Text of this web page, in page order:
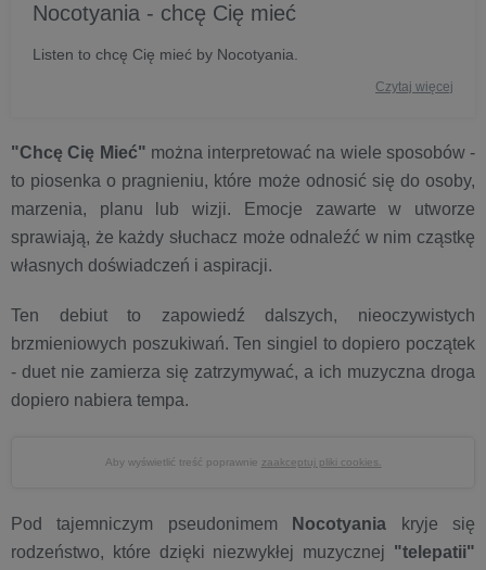
Nocotyania - chcę Cię mieć
Listen to chcę Cię mieć by Nocotyania.
Czytaj więcej
"Chcę Cię Mieć" można interpretować na wiele sposobów -
to piosenka o pragnieniu, które może odnosić się do osoby,
marzenia, planu lub wizji. Emocje zawarte w utworze
sprawiają, że każdy słuchacz może odnaleźć w nim cząstkę
własnych doświadczeń i aspiracji.
Ten debiut to zapowiedź dalszych, nieoczywistych
brzmieniowych poszukiwań. Ten singiel to dopiero początek
- duet nie zamierza się zatrzymywać, a ich muzyczna droga
dopiero nabiera tempa.
Aby wyświetlić treść poprawnie zaakceptuj pliki cookies.
Pod tajemniczym pseudonimem Nocotyania kryje się
rodzeństwo, które dzięki niezwykłej muzycznej "telepatii"